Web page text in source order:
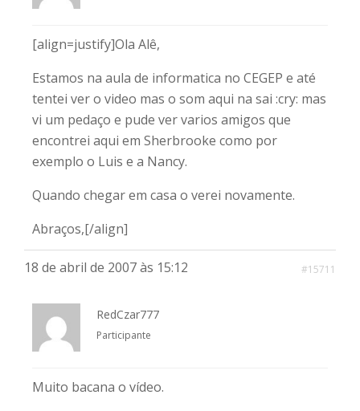
[align=justify]Ola Alê,
Estamos na aula de informatica no CEGEP e até
tentei ver o video mas o som aqui na sai :cry: mas
vi um pedaço e pude ver varios amigos que
encontrei aqui em Sherbrooke como por
exemplo o Luis e a Nancy.
Quando chegar em casa o verei novamente.
Abraços,[/align]
18 de abril de 2007 às 15:12 #15711
RedCzar777
Participante
Muito bacana o vídeo.